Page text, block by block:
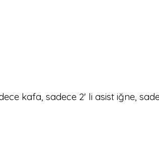
kafa, sadece 2' li asist iğne,